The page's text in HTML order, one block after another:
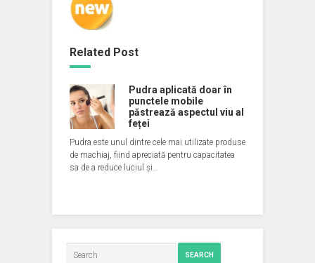
Related Post
Pudra aplicată doar în
punctele mobile
păstrează aspectul viu al
feței
Pudra este unul dintre cele mai utilizate produse
de machiaj, fiind apreciată pentru capacitatea
sa de a reduce luciul și…
SEARCH